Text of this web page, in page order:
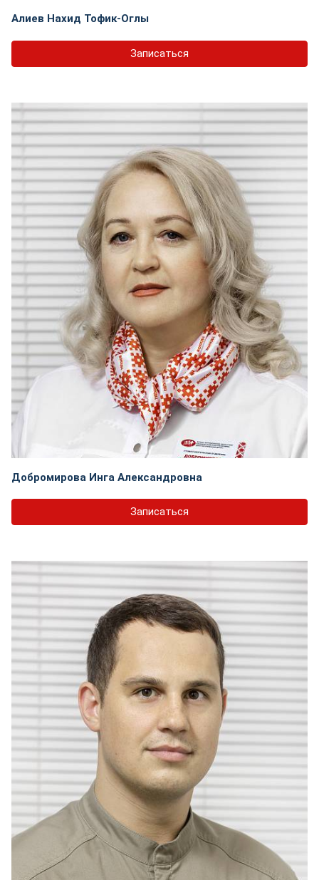
Алиев Нахид Тофик-Оглы
Записаться
Добромирова Инга Александровна
Записаться